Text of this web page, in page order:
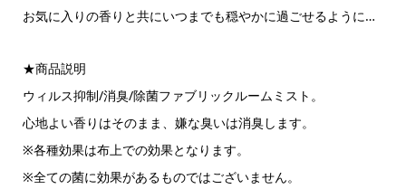
お気に入りの香りと共にいつまでも穏やかに過ごせるように…
★商品説明
ウィルス抑制/消臭/除菌ファブリックルームミスト。
心地よい香りはそのまま、嫌な臭いは消臭します。
※各種効果は布上での効果となります。
※全ての菌に効果があるものではございません。